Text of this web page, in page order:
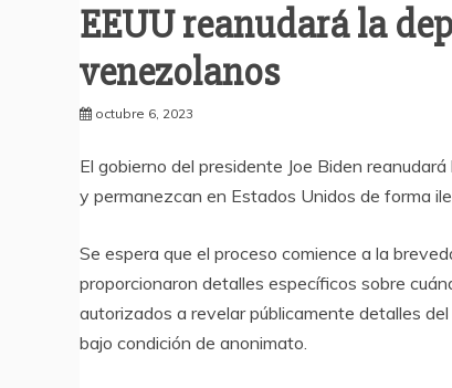
EEUU reanudará la
venezolanos
octubre 6, 2023
El gobierno del presidente Joe Biden
y permanezcan en Estados Unidos de forma
Se espera que el proceso comience a la
proporcionaron detalles específicos sobre
autorizados a revelar públicamente detalles
bajo condición de anonimato.